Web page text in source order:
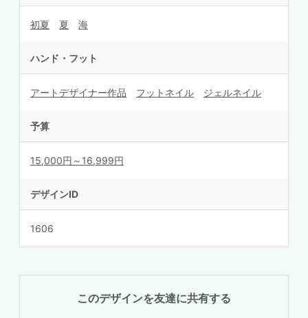
初夏 夏 海
ハンド・フット
アートデザイナー作品 フットネイル ジェルネイル
予算
15,000円～16,999円
デザインID
1606
このデザインを友達に共有する